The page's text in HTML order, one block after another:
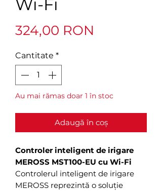
Wi-Fi
324,00 RON
Cantitate *
Au mai rămas doar 1 în stoc
Adaugă în coș
Controler inteligent de irigare
MEROSS MST100-EU cu Wi-Fi
Controlerul inteligent de irigare
MEROSS reprezintă o soluție